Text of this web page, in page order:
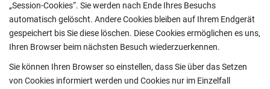
„Session-Cookies“. Sie werden nach Ende Ihres Besuchs
automatisch gelöscht. Andere Cookies bleiben auf Ihrem Endgerät
gespeichert bis Sie diese löschen. Diese Cookies ermöglichen es uns,
Ihren Browser beim nächsten Besuch wiederzuerkennen.
Sie können Ihren Browser so einstellen, dass Sie über das Setzen
von Cookies informiert werden und Cookies nur im Einzelfall